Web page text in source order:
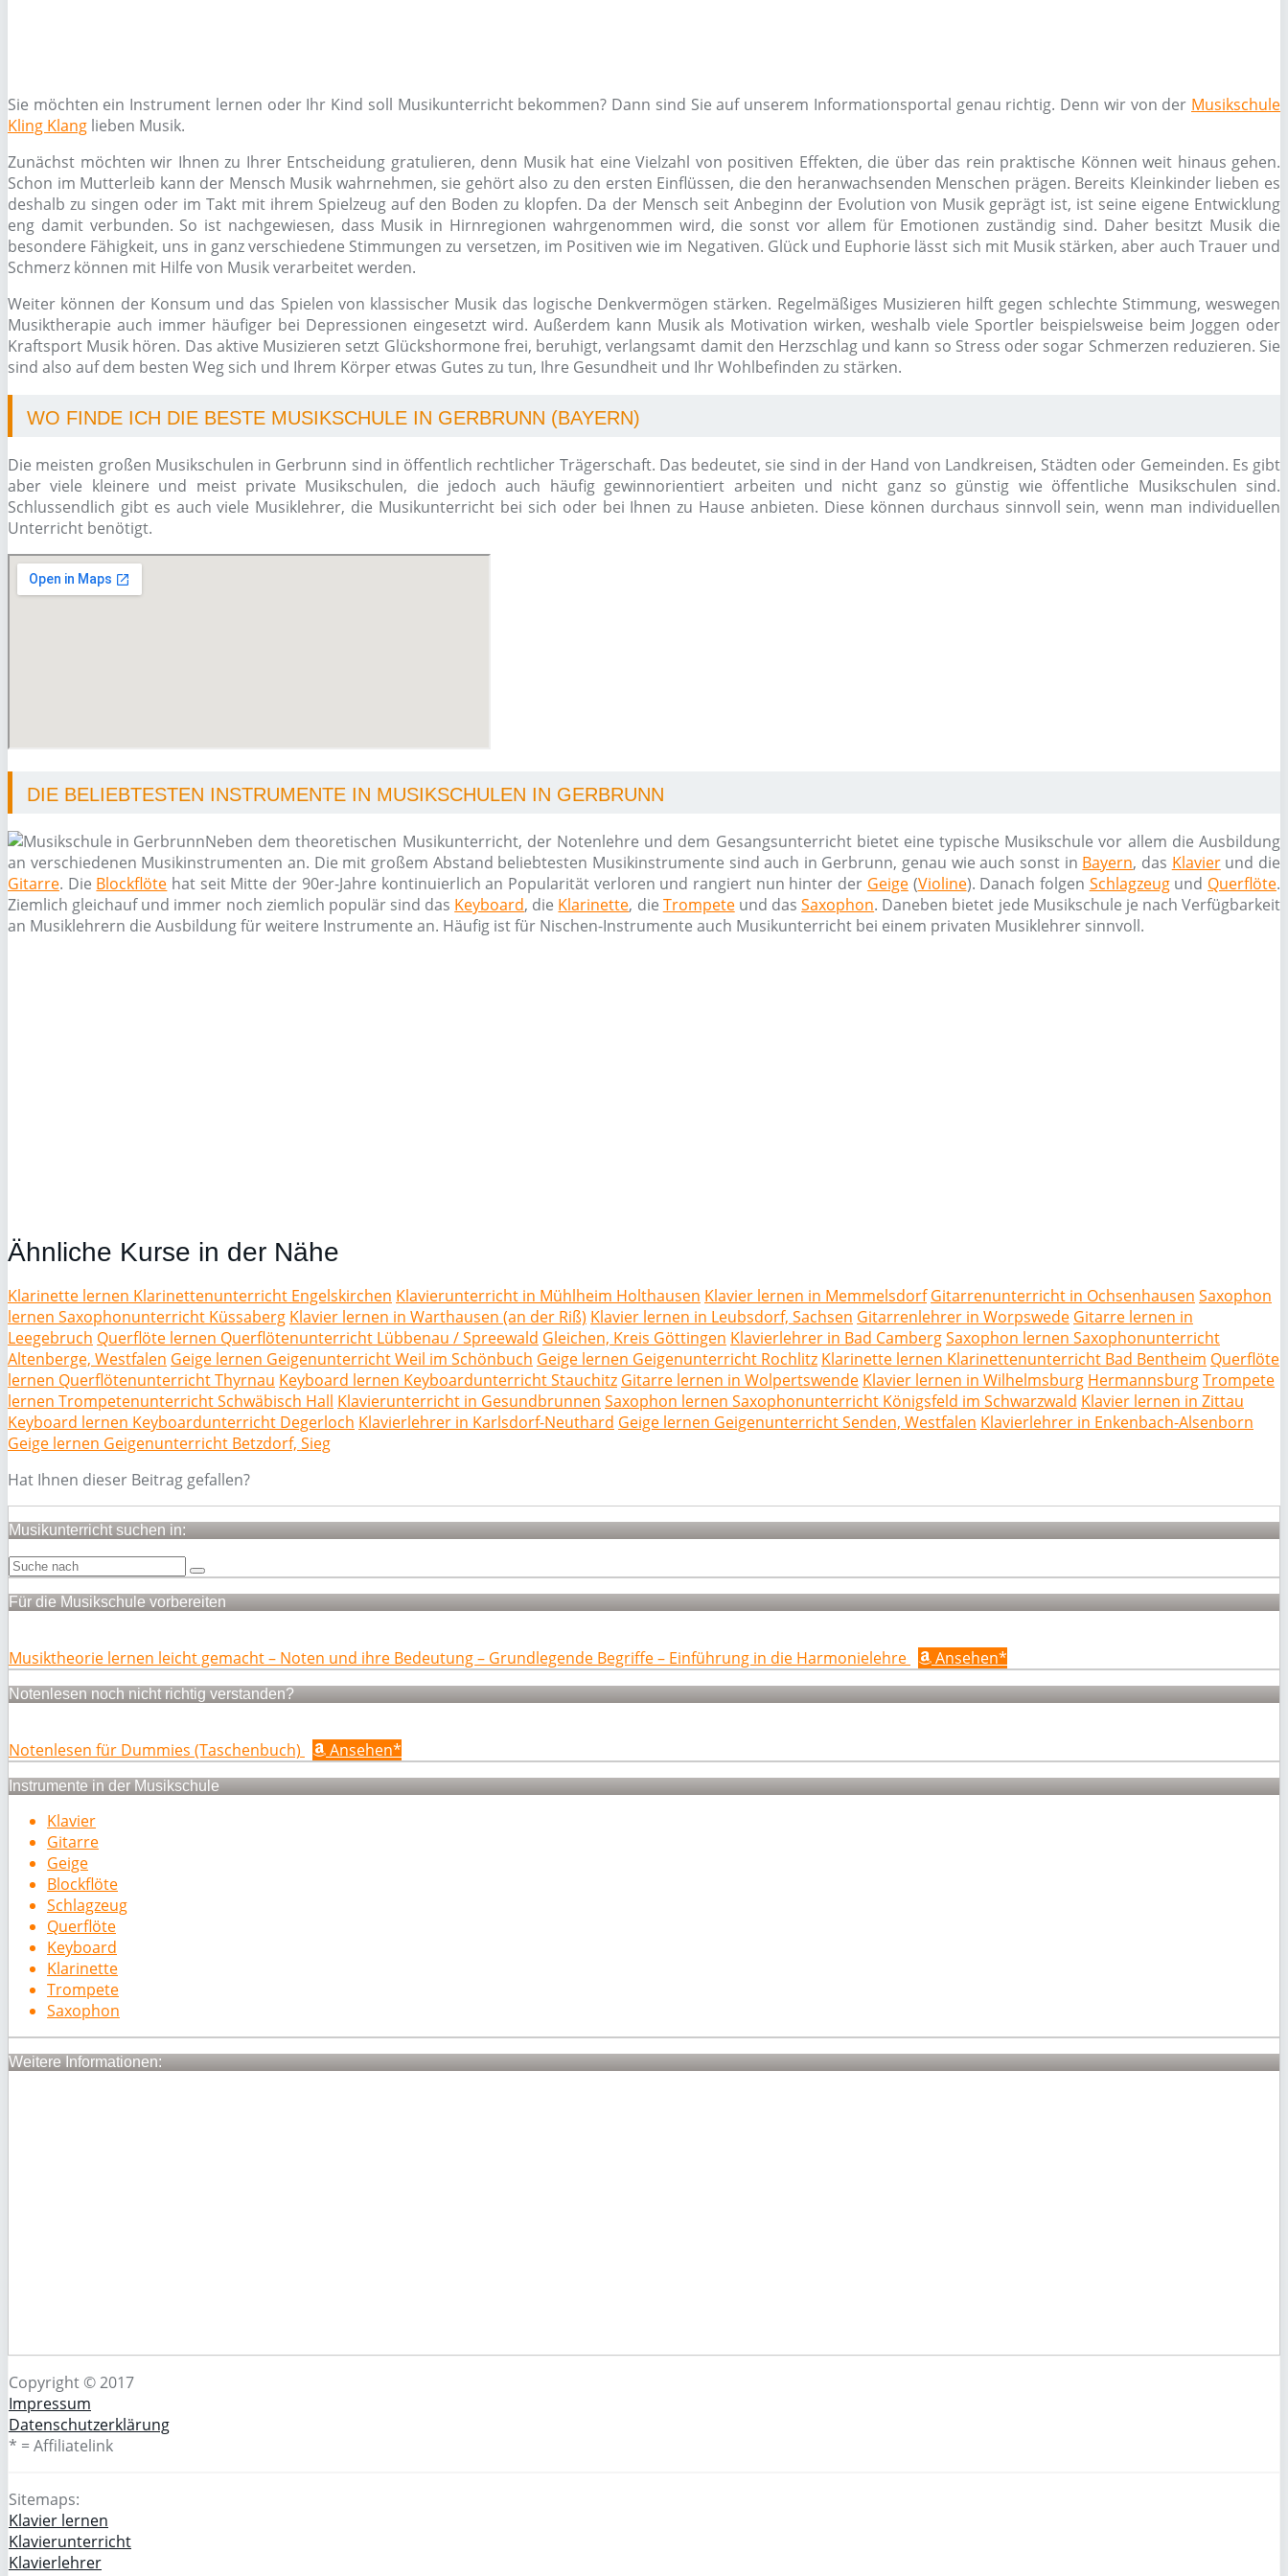
Sie möchten ein Instrument lernen oder Ihr Kind soll Musikunterricht bekommen? Dann sind Sie auf unserem Informationsportal genau richtig. Denn wir von der Musikschule
Kling Klang lieben Musik.
Zunächst möchten wir Ihnen zu Ihrer Entscheidung gratulieren, denn Musik hat eine Vielzahl von positiven Effekten, die über das rein praktische Können weit hinaus gehen.
Schon im Mutterleib kann der Mensch Musik wahrnehmen, sie gehört also zu den ersten Einflüssen, die den heranwachsenden Menschen prägen. Bereits Kleinkinder lieben es
deshalb zu singen oder im Takt mit ihrem Spielzeug auf den Boden zu klopfen. Da der Mensch seit Anbeginn der Evolution von Musik geprägt ist, ist seine eigene Entwicklung
eng damit verbunden. So ist nachgewiesen, dass Musik in Hirnregionen wahrgenommen wird, die sonst vor allem für Emotionen zuständig sind. Daher besitzt Musik die
besondere Fähigkeit, uns in ganz verschiedene Stimmungen zu versetzen, im Positiven wie im Negativen. Glück und Euphorie lässt sich mit Musik stärken, aber auch Trauer und
Schmerz können mit Hilfe von Musik verarbeitet werden.
Weiter können der Konsum und das Spielen von klassischer Musik das logische Denkvermögen stärken. Regelmäßiges Musizieren hilft gegen schlechte Stimmung, weswegen
Musiktherapie auch immer häufiger bei Depressionen eingesetzt wird. Außerdem kann Musik als Motivation wirken, weshalb viele Sportler beispielsweise beim Joggen oder
Kraftsport Musik hören. Das aktive Musizieren setzt Glückshormone frei, beruhigt, verlangsamt damit den Herzschlag und kann so Stress oder sogar Schmerzen reduzieren. Sie
sind also auf dem besten Weg sich und Ihrem Körper etwas Gutes zu tun, Ihre Gesundheit und Ihr Wohlbefinden zu stärken.
WO FINDE ICH DIE BESTE MUSIKSCHULE IN GERBRUNN (BAYERN)
Die meisten großen Musikschulen in Gerbrunn sind in öffentlich rechtlicher Trägerschaft. Das bedeutet, sie sind in der Hand von Landkreisen, Städten oder Gemeinden. Es gibt
aber viele kleinere und meist private Musikschulen, die jedoch auch häufig gewinnorientiert arbeiten und nicht ganz so günstig wie öffentliche Musikschulen sind.
Schlussendlich gibt es auch viele Musiklehrer, die Musikunterricht bei sich oder bei Ihnen zu Hause anbieten. Diese können durchaus sinnvoll sein, wenn man individuellen
Unterricht benötigt.
DIE BELIEBTESTEN INSTRUMENTE IN MUSIKSCHULEN IN GERBRUNN
Neben dem theoretischen Musikunterricht, der Notenlehre und dem Gesangsunterricht bietet eine typische Musikschule vor allem die Ausbildung
an verschiedenen Musikinstrumenten an. Die mit großem Abstand beliebtesten Musikinstrumente sind auch in Gerbrunn, genau wie auch sonst in Bayern, das Klavierund die
Gitarre. Die Blockflöte hat seit Mitte der 90er-Jahre kontinuierlich an Popularität verloren und rangiert nun hinter der Geige(Violine). Danach folgen Schlagzeugund Querflöte.
Ziemlich gleichauf und immer noch ziemlich populär sind das Keyboard, die Klarinette, die Trompeteund dasSaxophon. Daneben bietet jede Musikschule je nach Verfügbarkeit
an Musiklehrern die Ausbildung für weitere Instrumente an. Häufig ist für Nischen-Instrumente auch Musikunterricht bei einem privaten Musiklehrer sinnvoll.
Ähnliche Kurse in der Nähe
Klarinette lernen Klarinettenunterricht Engelskirchen Klavierunterricht in Mühlheim Holthausen Klavier lernen in Memmelsdorf Gitarrenunterricht in Ochsenhausen Saxophon
lernen Saxophonunterricht Küssaberg Klavier lernen in Warthausen (an der Riß) Klavier lernen in Leubsdorf, Sachsen Gitarrenlehrer in Worpswede Gitarre lernen in
Leegebruch Querflöte lernen Querflötenunterricht Lübbenau / Spreewald Gleichen, Kreis Göttingen Klavierlehrer in Bad CambergSaxophon lernen Saxophonunterricht
Altenberge, Westfalen Geige lernen Geigenunterricht Weil im Schönbuch Geige lernen Geigenunterricht Rochlitz Klarinette lernen Klarinettenunterricht Bad Bentheim Querflöte
lernen Querflötenunterricht Thyrnau Keyboard lernen Keyboardunterricht Stauchitz Gitarre lernen in Wolpertswende Klavier lernen in Wilhelmsburg HermannsburgTrompete
lernen Trompetenunterricht Schwäbisch Hall Klavierunterricht in Gesundbrunnen Saxophon lernen Saxophonunterricht Königsfeld im Schwarzwald Klavier lernen in Zittau
Keyboard lernen Keyboardunterricht Degerloch Klavierlehrer in Karlsdorf-Neuthard Geige lernen Geigenunterricht Senden, Westfalen Klavierlehrer in Enkenbach-Alsenborn
Geige lernen Geigenunterricht Betzdorf, Sieg
Hat Ihnen dieser Beitrag gefallen?
Musikunterricht suchen in:
Für die Musikschule vorbereiten
Musiktheorie lernen leicht gemacht – Noten und ihre Bedeutung – Grundlegende Begriffe – Einführung in die Harmonielehre Ansehen*
Notenlesen noch nicht richtig verstanden?
Notenlesen für Dummies (Taschenbuch) Ansehen*
Instrumente in der Musikschule
Klavier
Gitarre
Geige
Blockflöte
Schlagzeug
Querflöte
Keyboard
Klarinette
Trompete
Saxophon
Weitere Informationen:
Copyright © 2017
Impressum
Datenschutzerklärung
* = Affiliatelink
Sitemaps:
Klavier lernen
Klavierunterricht
Klavierlehrer